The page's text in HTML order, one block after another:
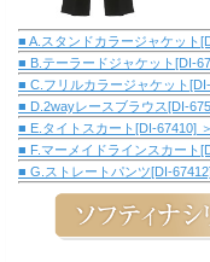
■ A.スタンドカラージャケット
■ B.テーラードジャケット[DI-
■ C.フリルカラージャケット
■ D.2wayレースブラウス[DI-
■ E.タイトスカート[DI-67410] ＞
■ F.マーメイドラインスカート
■ G.ストレートパンツ[DI-